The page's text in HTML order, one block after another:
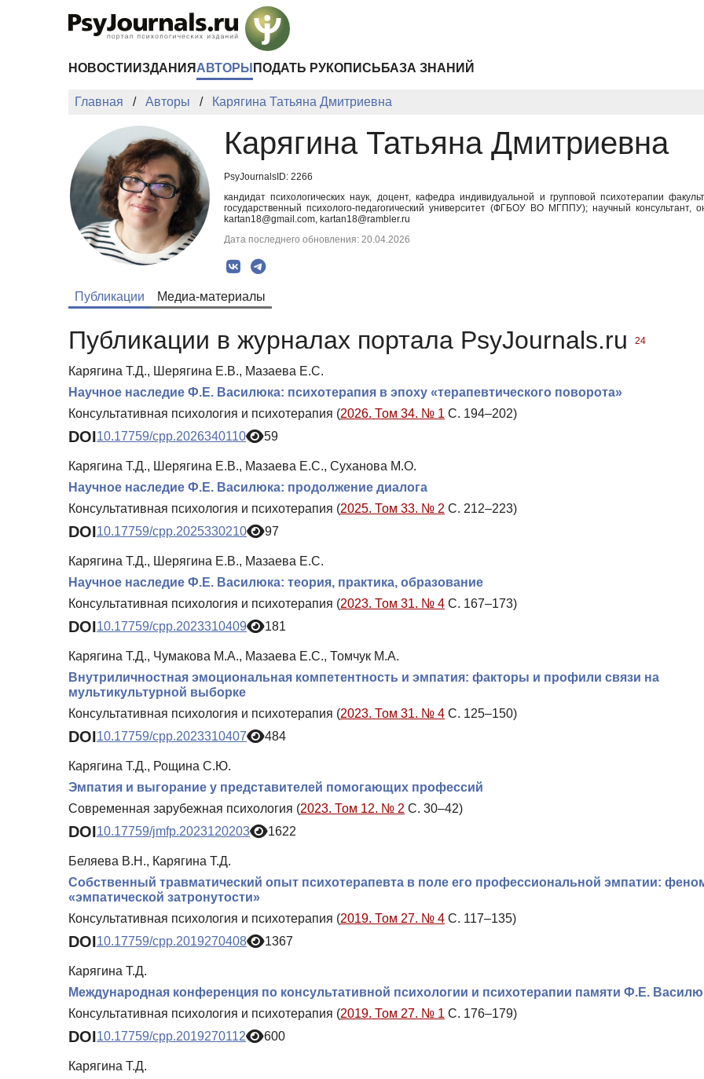
НОВОСТИ ИЗДАНИЯ АВТОРЫ ПОДАТЬ РУКОПИСЬ БАЗА ЗНАНИЙ
Главная Авторы Карягина Татьяна Дмитриевна
Карягина Татьяна Дмитриевна
PsyJournalsID: 2266
кандидат психологических наук, доцент, кафедра индивидуальной и групповой психотерапии
государственный психолого-педагогический университет (ФГБОУ ВО МГППУ); научный
kartan18@gmail.com, kartan18@rambler.ru
Дата последнего обновления: 20.04.2026
Публикации Медиа-материалы
Публикации в журналах портала PsyJournals.ru 24
Карягина Т.Д., Шерягина Е.В., Мазаева Е.С.
Научное наследие Ф.Е. Василюка: психотерапия в эпоху «терапевтического поворота»
Консультативная психология и психотерапия (2026. Том 34. № 1 С. 194–202)
DOI10.17759/cpp.2026340110 59
Карягина Т.Д., Шерягина Е.В., Мазаева Е.С., Суханова М.О.
Научное наследие Ф.Е. Василюка: продолжение диалога
Консультативная психология и психотерапия (2025. Том 33. № 2 С. 212–223)
DOI10.17759/cpp.2025330210 97
Карягина Т.Д., Шерягина Е.В., Мазаева Е.С.
Научное наследие Ф.Е. Василюка: теория, практика, образование
Консультативная психология и психотерапия (2023. Том 31. № 4 С. 167–173)
DOI10.17759/cpp.2023310409 181
Карягина Т.Д., Чумакова М.А., Мазаева Е.С., Томчук М.А.
Внутриличностная эмоциональная компетентность и эмпатия: факторы и профили связи на
мультикультурной выборке
Консультативная психология и психотерапия (2023. Том 31. № 4 С. 125–150)
DOI10.17759/cpp.2023310407 484
Карягина Т.Д., Рощина С.Ю.
Эмпатия и выгорание у представителей помогающих профессий
Современная зарубежная психология (2023. Том 12. № 2 С. 30–42)
DOI10.17759/jmfp.2023120203 1622
Беляева В.Н., Карягина Т.Д.
Собственный травматический опыт психотерапевта в поле его профессиональной эмпатии:
«эмпатической затронутости»
Консультативная психология и психотерапия (2019. Том 27. № 4 С. 117–135)
DOI10.17759/cpp.2019270408 1367
Карягина Т.Д.
Международная конференция по консультативной психологии и психотерапии памяти Ф.Е.
Консультативная психология и психотерапия (2019. Том 27. № 1 С. 176–179)
DOI10.17759/cpp.2019270112 600
Карягина Т.Д.